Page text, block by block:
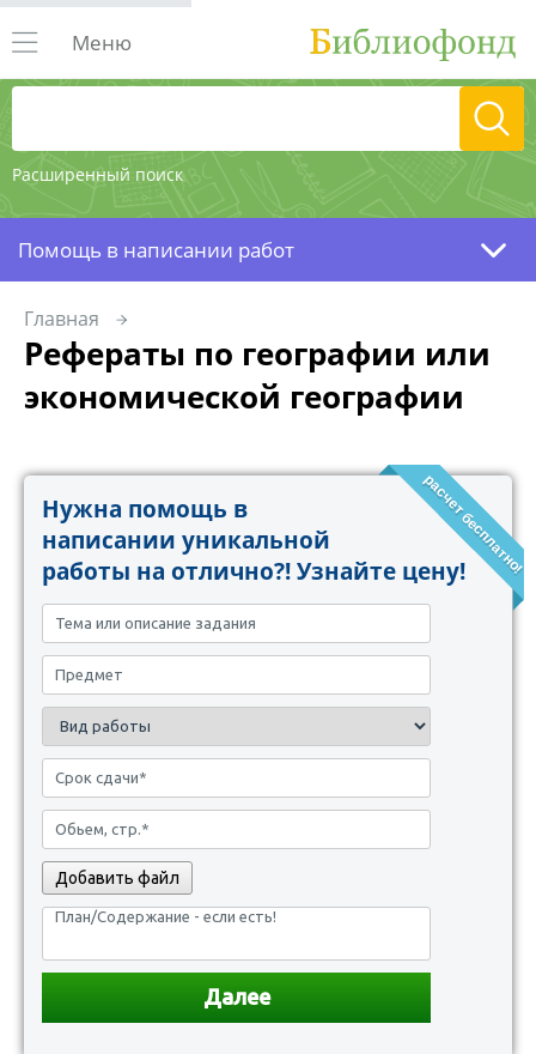
Расширенный поиск
Меню
Помощь в написании работ
Главная
Рефераты по географии или
экономической географии
расчет бесплатно!
Нужна помощь в
написании уникальной
работы на отлично?! Узнайте цену!
Добавить файл